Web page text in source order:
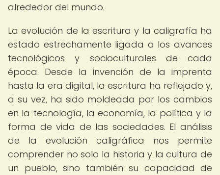
alrededor del mundo.
La evolución de la escritura y la caligrafía ha
estado estrechamente ligada a los avances
tecnológicos y socioculturales de cada
época. Desde la invención de la imprenta
hasta la era digital, la escritura ha reflejado y,
a su vez, ha sido moldeada por los cambios
en la tecnología, la economía, la política y la
forma de vida de las sociedades. El análisis
de la evolución caligráfica nos permite
comprender no solo la historia y la cultura de
un pueblo, sino también su capacidad de